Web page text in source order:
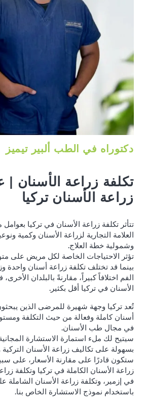
دكتوراه في الطب ألبير تيميز
تكلفة زراعة الأسنان
زراعة الأسنان تركيا
تتأثر تكلفة زراعة الأسنان في تركيا
العلامة التجارية لزراعة الأسنان وكمية
وشمولية خطة العلاج.
تؤثر الاحتياجات الخاصة لكل مريض على
بينما قد تختلف تكلفة زراعة أسنان واحدة
الفم اختلافاً كبيراً، مقارنةً بالبلدان
الأسنان في تركيا أقل بكثير.
تُعد تركيا وجهة شهيرة للمرضى الذين
أسنان كاملة وفعالة من حيث التكلفة
في مجال طب الأسنان.
سيتيح لك ملء استمارة الاستشارة
بسهولة على تكاليف زراعة الأسنان التركية
ستكون قادرًا على مقارنة الأسعار، على
زراعة الأسنان الكاملة في تركيا وتكلفة
باستخدام نموذج الاستشارة الخاص بنا.